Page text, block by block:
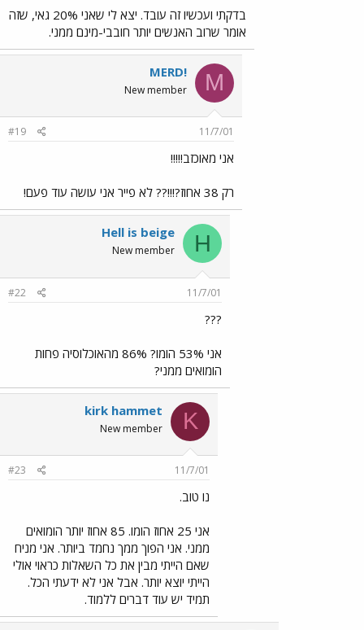
בדקתי ועכשיו זה עובד. יצא לי שאני 20% גאי, שזה
אומר שרוב האנשים יותר חובבי-מינם ממני.
M
MERD!
New member
11/7/01
#19
אני מאוכזב!!!!!
רק 38 אחוז?!!!?? לא פייר אני עושה עוד פעם!
H
Hell is beige
New member
11/7/01
#22
???
אני 53% הומו? 86% מהאוכלוסיה פחות
הומואים ממני?
K
kirk hammet
New member
11/7/01
#23
נו טוב.
אני 25 אחוז הומו. 85 אחוז יותר הומואים
ממני. אני הפוך ממך נחמד ביותר. אני מניח
שאם הייתי מבין את כל השאלות כראוי אולי
הייתי יוצא יותר. אבל אני לא ידעתי הכל.
תמיד יש עוד דברים ללמוד.